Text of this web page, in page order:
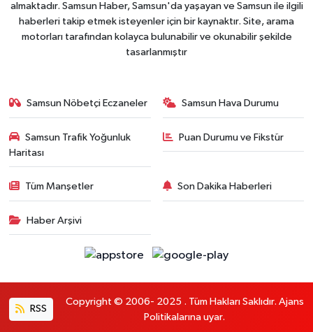
almaktadır. Samsun Haber, Samsun'da yaşayan ve Samsun ile ilgili
haberleri takip etmek isteyenler için bir kaynaktır. Site, arama
motorları tarafından kolayca bulunabilir ve okunabilir şekilde
tasarlanmıştır
Samsun Nöbetçi Eczaneler Samsun Hava Durumu
Samsun Trafik Yoğunluk
Haritası
Puan Durumu ve Fikstür
Tüm Manşetler Son Dakika Haberleri
Haber Arşivi
RSS
Copyright © 2006- 2025 . Tüm Hakları Saklıdır. Ajans
Politikalarına uyar.